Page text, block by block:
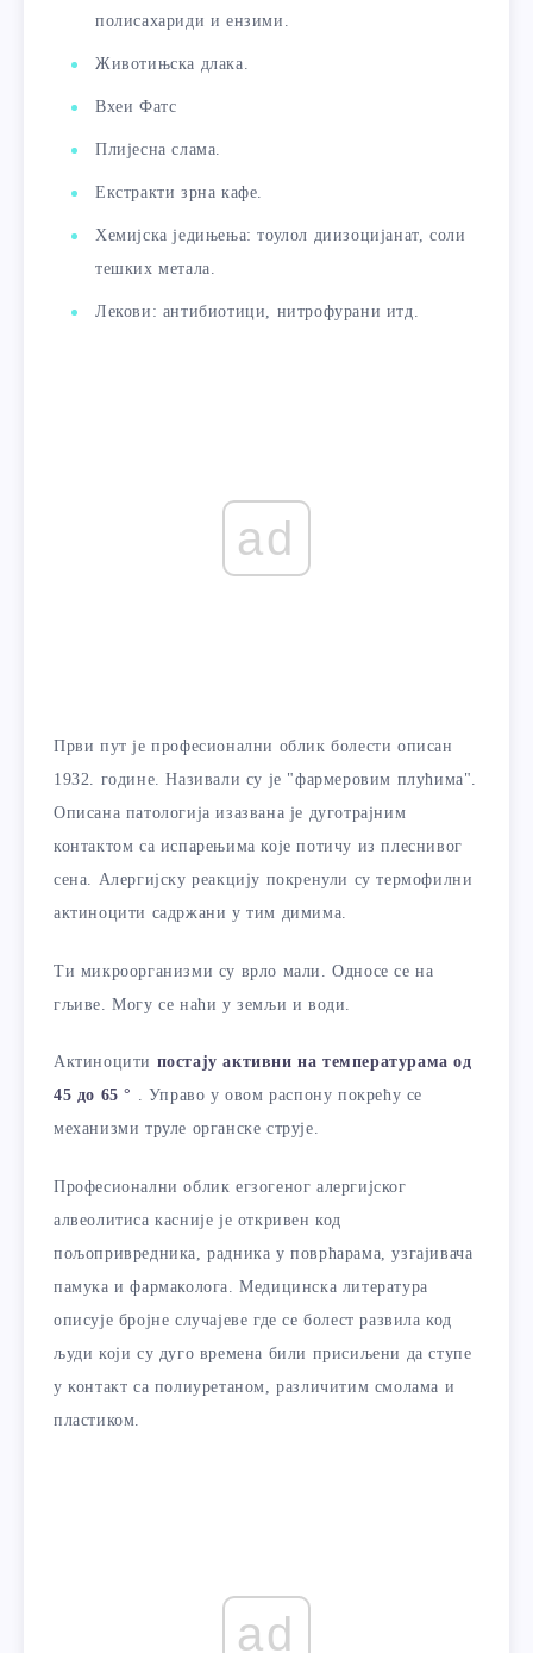
полисахариди и ензими.
Животињска длака.
Вхеи Фатс
Плијесна слама.
Екстракти зрна кафе.
Хемијска једињења: тоулол диизоцијанат, соли
тешких метала.
Лекови: антибиотици, нитрофурани итд.
ad
Први пут је професионални облик болести описан
1932. године. Називали су је "фармеровим плућима".
Описана патологија изазвана је дуготрајним
контактом са испарењима које потичу из плеснивог
сена. Алергијску реакцију покренули су термофилни
актиноцити садржани у тим димима.
Ти микроорганизми су врло мали. Односе се на
гљиве. Могу се наћи у земљи и води.
Актиноцити постају активни на температурама од
45 до 65 ° . Управо у овом распону покрећу се
механизми труле органске струје.
Професионални облик егзогеног алергијског
алвеолитиса касније је откривен код
пољопривредника, радника у поврћарама, узгајивача
памука и фармаколога. Медицинска литература
описује бројне случајеве где се болест развила код
људи који су дуго времена били присиљени да ступе
у контакт са полиуретаном, различитим смолама и
пластиком.
ad